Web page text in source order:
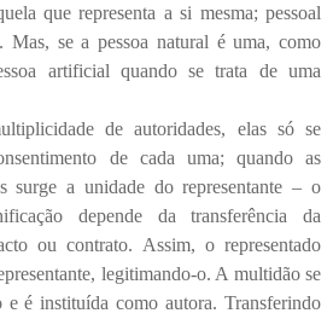
que representa a si mesma; pessoal
Mas, se a pessoa natural é uma, como
artificial quando se trata de uma
de autoridades, elas só se
de cada uma; quando as
surge a unidade do representante – o
depende da transferência da
ou contrato. Assim, o representado
legitimando-o. A multidão se
é instituída como autora. Transferindo